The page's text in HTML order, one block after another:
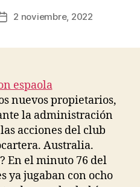
Fecha2 noviembre, 2022
nuevos propietarios,
la administración
acciones del club
Australia.
En el minuto 76 del
ya jugaban con ocho